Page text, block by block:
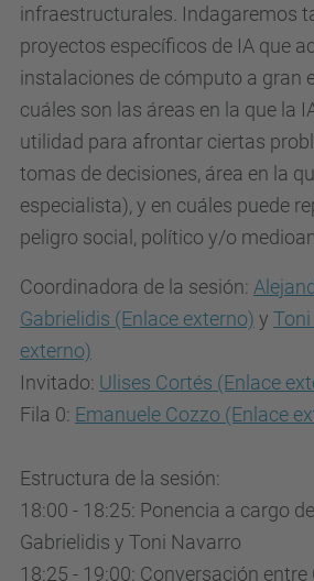
t
o
s
-
r
e
a
l
i
d
a
d
e
-
y
-
p
infraestructurales. Indagaremos
proyectos específicos de IA que
instalaciones de cómputo a gran
cuáles son las áreas en la que la
utilidad para afrontar ciertas
tomas de decisiones, área en la
especialista), y en cuáles puede
peligro social, político y/o
Coordinadora de la sesión:
Gabrielidis (Enlace externo) y
externo)
Invitado: Ulises Cortés (Enlace
Fila 0: Emanuele Cozzo (Enlace
Estructura de la sesión:
18:00 - 18:25: Ponencia a cargo
Gabrielidis y Toni Navarro
18:25 - 19:00: Conversación